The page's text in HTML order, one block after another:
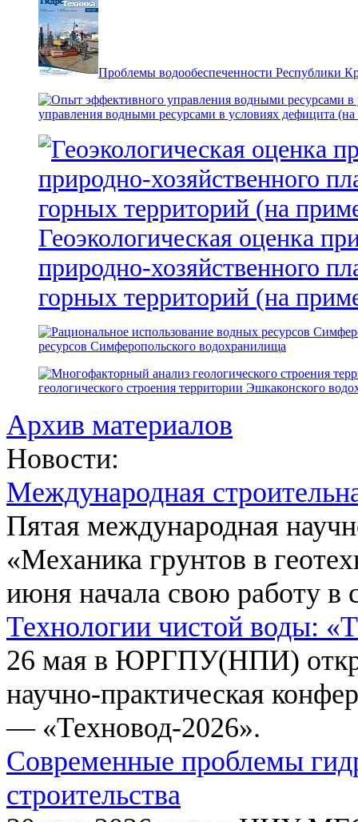
Проблемы водообеспеченности Республики
управления водными ресурсами в условиях дефицита
Геоэкологическая оценка
природно-хозяйственного
горных территорий (на
ресурсов Симферопольского водохранилища
геологического строения территории Эшкаконского
Архив материалов
Новости:
Международная
Пятая международная
«Механика грунтов в
июня начала свою работу в
Технологии чистой воды:
26 мая в ЮРГПУ(НПИ)
научно-практическая
— «Техновод-2026».
Современные проблемы
строительства